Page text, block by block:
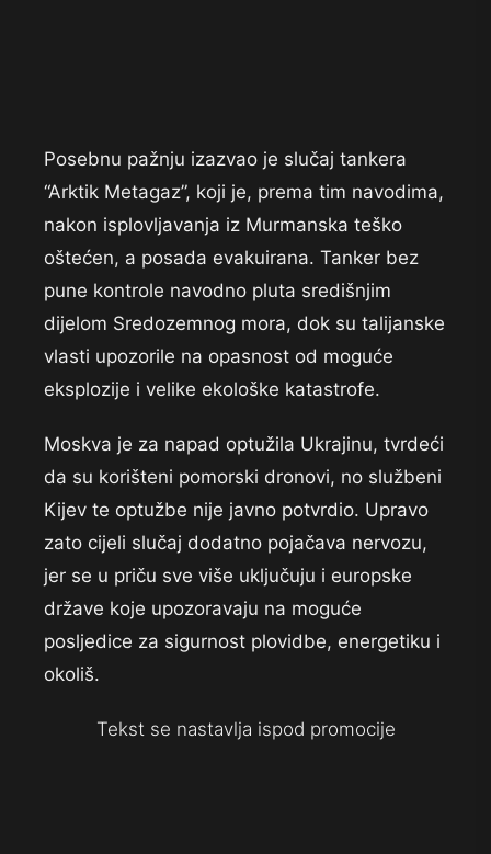
Posebnu pažnju izazvao je slučaj tankera
“Arktik Metagaz”, koji je, prema tim navodima,
nakon isplovljavanja iz Murmanska teško
oštećen, a posada evakuirana. Tanker bez
pune kontrole navodno pluta središnjim
dijelom Sredozemnog mora, dok su talijanske
vlasti upozorile na opasnost od moguće
eksplozije i velike ekološke katastrofe.
Moskva je za napad optužila Ukrajinu, tvrdeći
da su korišteni pomorski dronovi, no službeni
Kijev te optužbe nije javno potvrdio. Upravo
zato cijeli slučaj dodatno pojačava nervozu,
jer se u priču sve više uključuju i europske
države koje upozoravaju na moguće
posljedice za sigurnost plovidbe, energetiku i
okoliš.
Tekst se nastavlja ispod promocije